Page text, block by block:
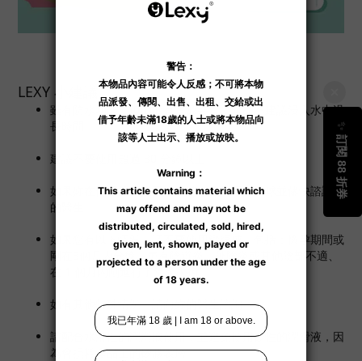
LEXY 小建議
雖有防水功能，但由於有電源裝置，產品不建議浸入水中過
長時間。
建議不要使用超過 30 分鐘以上。
如果妳在使用後感覺不適，請停止使用鍛練球並儘快諮詢妳
的醫生。
如果您有以下情況，請不要使用鍛練球，包括：懷孕期間或
剛在3個月內分娩、患有陰道炎、外陰炎或其他陰部不適、
在 1 個月內剛進行了流產手術 。
如有其他特殊情況，請向妳的醫生諮詢。
請配合水溶性的潤滑液使用，並避免使用矽性的潤滑液，因
為會損耗產品上的矽膠表層。